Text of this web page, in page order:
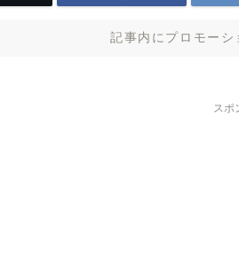
記事内にプロモーシ
スポ